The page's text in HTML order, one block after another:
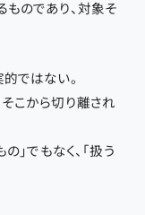
のであり、対象そ
ではない。
こから切り離され
」でもなく、「扱う